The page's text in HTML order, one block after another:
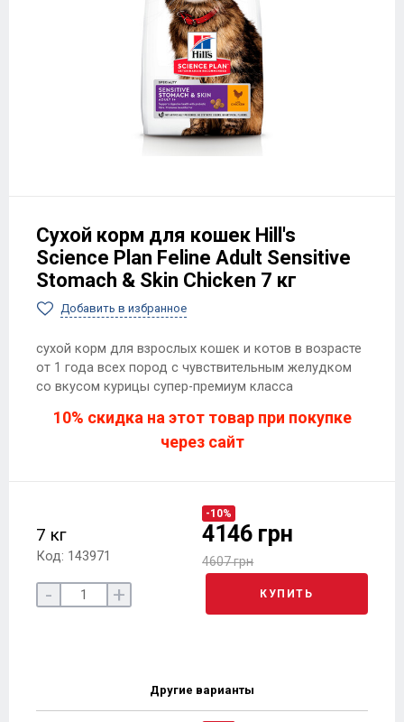
Сухой корм для кошек Hill's
Science Plan Feline Adult Sensitive
Stomach & Skin Chicken 7 кг
Добавить в избранное
сухой корм для взрослых кошек и котов в возрасте
от 1 года всех пород с чувствительным желудком
со вкусом курицы супер-премиум класса
10% скидка на этот товар при покупке
через сайт
7 кг
Код: 143971
-10%
4146 грн
4607 грн
- + КУПИТЬ
Другие варианты